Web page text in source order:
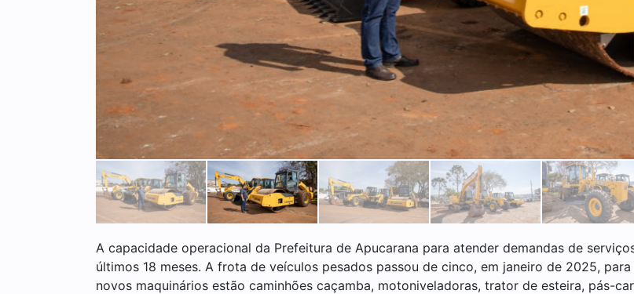
A capacidade operacional da Prefeitura de Apucarana para atender demandas de
últimos 18 meses. A frota de veículos pesados passou de cinco, em janeiro de 2025,
novos maquinários estão caminhões caçamba, motoniveladoras, trator de esteira, pás-